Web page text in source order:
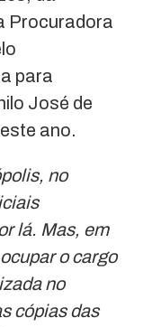
Procuradora
para
José de
ano.
no
lá. Mas, em
o cargo
no
cópias das